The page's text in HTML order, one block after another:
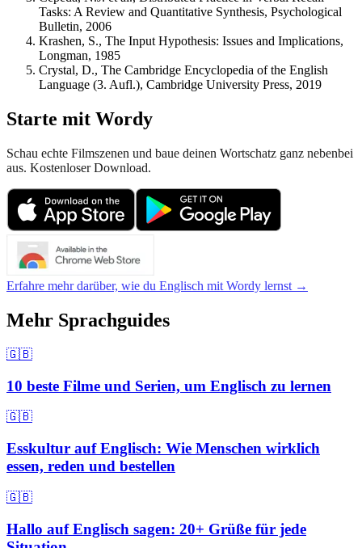
Tasks: A Review and Quantitative Synthesis, Psychological
Bulletin, 2006
Krashen, S., The Input Hypothesis: Issues and Implications,
Longman, 1985
Crystal, D., The Cambridge Encyclopedia of the English
Language (3. Aufl.), Cambridge University Press, 2019
Starte mit Wordy
Schau echte Filmszenen und baue deinen Wortschatz ganz nebenbei
aus. Kostenloser Download.
Erfahre mehr darüber, wie du Englisch mit Wordy lernst →
Mehr Sprachguides
🇬🇧
10 beste Filme und Serien, um Englisch zu lernen
🇬🇧
Esskultur auf Englisch: Wie Menschen wirklich
essen, reden und bestellen
🇬🇧
Hallo auf Englisch sagen: 20+ Grüße für jede